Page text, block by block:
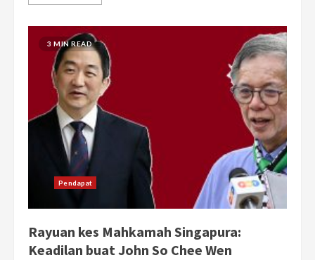
3 MIN READ
Pendapat
Rayuan kes Mahkamah Singapura:
Keadilan buat John So Chee Wen